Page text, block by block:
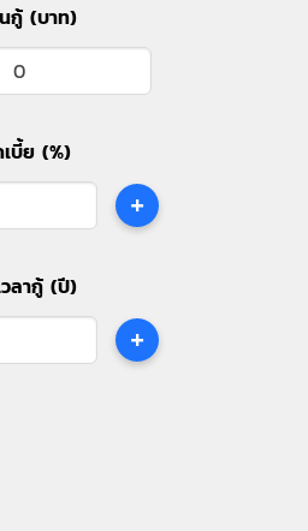
กู้ (บาท)
บี้ย (%)
+
วลากู้ (ปี)
+